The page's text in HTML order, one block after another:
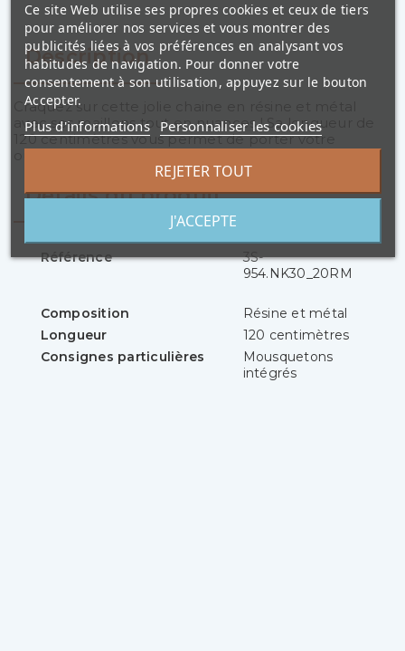
Description
Craquez sur cette jolie chaine en résine et métal
avec ses maillons tout en nuances ! Sa longueur de
120 centimètres vous permet de porter votre
Détails du produit
Référence
3S-
954.NK30_20RM
Composition
Résine et métal
Longueur
120 centimètres
Consignes particulières
Mousquetons
intégrés
Ce site Web utilise ses propres cookies et ceux de tiers
pour améliorer nos services et vous montrer des
publicités liées à vos préférences en analysant vos
habitudes de navigation. Pour donner votre
consentement à son utilisation, appuyez sur le bouton
Accepter.
Plus d'informations Personnaliser les cookies
REJETER TOUT
J'ACCEPTE